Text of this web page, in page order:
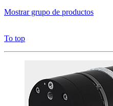
Mostrar grupo de productos
To top